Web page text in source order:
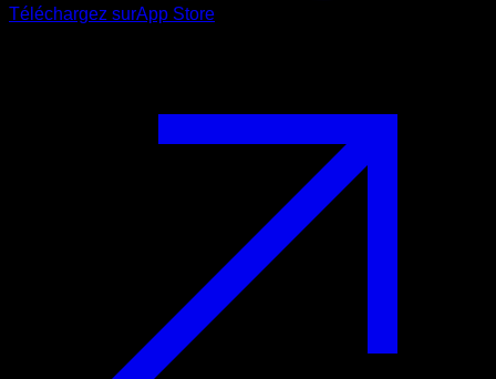
Téléchargez surApp Store